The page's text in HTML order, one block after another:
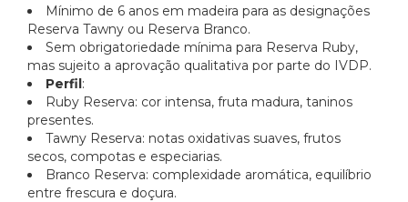
Mínimo de 6 anos em madeira para as designações
Reserva Tawny ou Reserva Branco.
Sem obrigatoriedade mínima para Reserva Ruby,
mas sujeito a aprovação qualitativa por parte do IVDP.
Perfil:
Ruby Reserva: cor intensa, fruta madura, taninos
presentes.
Tawny Reserva: notas oxidativas suaves, frutos
secos, compotas e especiarias.
Branco Reserva: complexidade aromática, equilíbrio
entre frescura e doçura.